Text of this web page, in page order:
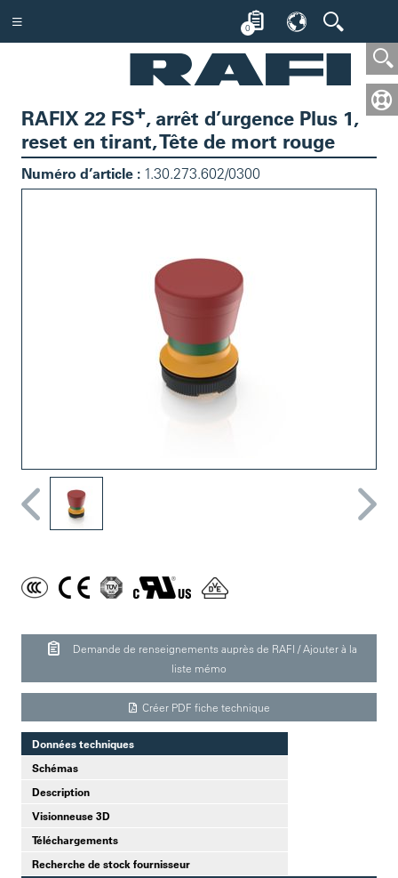
0
RAFIX 22 FS+, arrêt d’urgence Plus 1,
reset en tirant, Tête de mort rouge
Numéro d’article : 1.30.273.602/0300
liste mémo
Créer PDF fiche technique
Données techniques
Schémas
Description
Visionneuse 3D
Téléchargements
Recherche de stock fournisseur